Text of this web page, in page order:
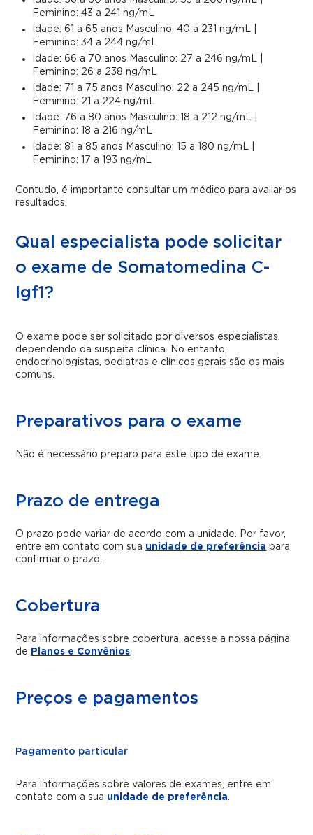
Feminino: 43 a 241 ng/mL
Idade: 61 a 65 anos Masculino: 40 a 231 ng/mL |
Feminino: 34 a 244 ng/mL
Idade: 66 a 70 anos Masculino: 27 a 246 ng/mL |
Feminino: 26 a 238 ng/mL
Idade: 71 a 75 anos Masculino: 22 a 245 ng/mL |
Feminino: 21 a 224 ng/mL
Idade: 76 a 80 anos Masculino: 18 a 212 ng/mL |
Feminino: 18 a 216 ng/mL
Idade: 81 a 85 anos Masculino: 15 a 180 ng/mL |
Feminino: 17 a 193 ng/mL
Contudo, é importante consultar um médico para avaliar os
resultados.
Qual especialista pode solicitar
o exame de Somatomedina C-
Igf1?
O exame pode ser solicitado por diversos especialistas,
dependendo da suspeita clínica. No entanto,
endocrinologistas, pediatras e clínicos gerais são os mais
comuns.
Preparativos para o exame
Não é necessário preparo para este tipo de exame.
Prazo de entrega
O prazo pode variar de acordo com a unidade. Por favor,
entre em contato com sua unidade de preferência para
confirmar o prazo.
Cobertura
Para informações sobre cobertura, acesse a nossa página
de Planos e Convênios.
Preços e pagamentos
Pagamento particular
Para informações sobre valores de exames, entre em
contato com a sua unidade de preferência.